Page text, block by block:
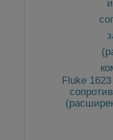
Fluke